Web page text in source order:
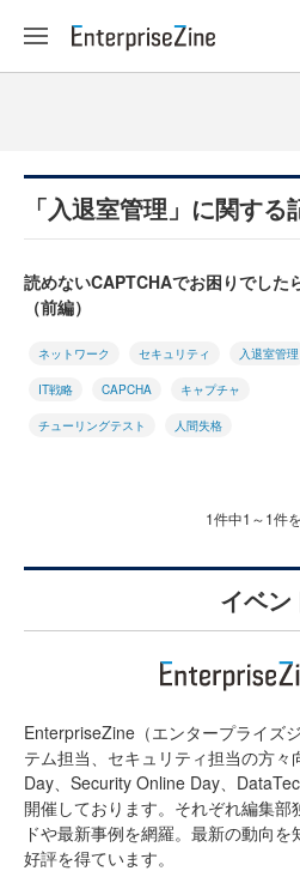
「入退室管理」に関す
読めないCAPTCHAでお困りでした
（前編）
ネットワーク セキュリティ 入退室管理
IT戦略 CAPCHA キャプチャ
チューリングテスト 人間失格
1件中1～1件
イベン
EnterpriseZine（エンタープライズ
テム担当、セキュリティ担当の方
Day、Security Online Day、
開催しております。それぞれ編集
ドや最新事例を網羅。最新の動向を
好評を得ています。